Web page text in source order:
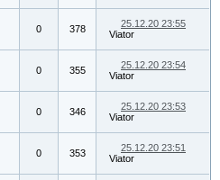
0 378
25.12.20 23:55
Viator
0 355
25.12.20 23:54
Viator
0 346
25.12.20 23:53
Viator
0 353
25.12.20 23:51
Viator